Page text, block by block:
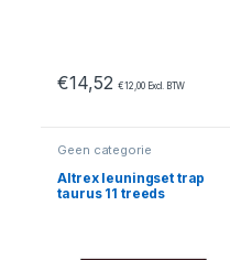
€14,52 €12,00Excl. BTW
Geen categorie
Altrex leuningset trap
taurus 11 treeds